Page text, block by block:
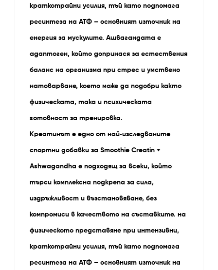
краткотрайни усилия, тъй като подпомага
ресинтеза на АТФ – основният източник на
енергия за мускулите. Ашвагандата е
адаптоген, който допринася за естествения
баланс на организма при стрес и умствено
натоварване, което може да подобри както
физическата, така и психическата
готовност за тренировка.
Креатинът е едно от най‑изследваните
спортни добавки за Smoothie Creatin +
Ashwagandha е подходящ за всеки, който
търси комплексна подкрепа за сила,
издръжливост и възстановяване, без
компромиси в качеството на съставките. на
физическото представяне при интензивни,
краткотрайни усилия, тъй като подпомага
ресинтеза на АТФ – основният източник на